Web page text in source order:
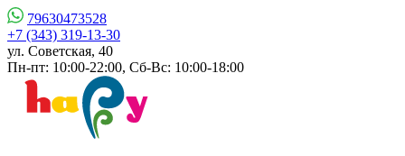
79630473528
+7 (343) 319-13-30
ул. Советская, 40
Пн-пт: 10:00-22:00, Сб-Вс: 10:00-18:00